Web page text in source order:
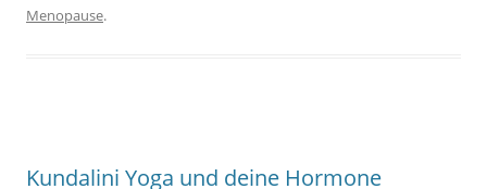
Menopause.
Kundalini Yoga und deine Hormone